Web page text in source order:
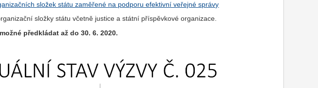
složek státu zaměřené na podporu efektivní veřejné správy
složky státu včetně justice a státní příspěvkové organizace.
předkládat až do 30. 6. 2020.